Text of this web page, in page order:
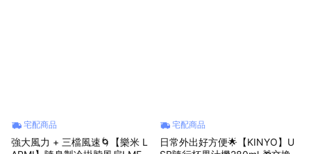
宅配商品
強大風力 + 三檔風速🌀【樂米 L
宅配商品
日常外出好方便🌟【KINYO】U